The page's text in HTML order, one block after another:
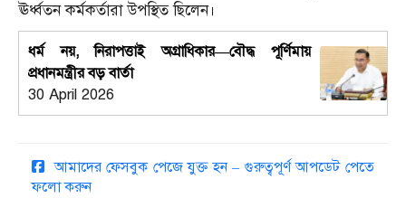
ঊর্ধ্বতন কর্মকর্তারা উপস্থিত ছিলেন।
ধর্ম নয়, নিরাপত্তাই অগ্রাধিকার—বৌদ্ধ পূর্ণিমায়
প্রধানমন্ত্রীর বড় বার্তা
30 April 2026
আমাদের ফেসবুক পেজে যুক্ত হন – গুরুত্বপূর্ণ আপডেট পেতে
ফলো করুন